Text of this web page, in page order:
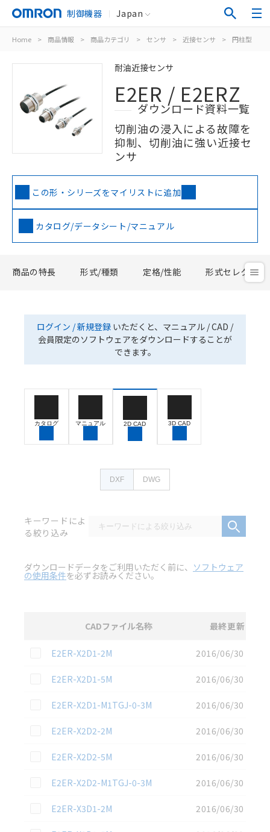
制御機器 Japan
Home > 商品情報 > 商品カテゴリ > センサ > 近接センサ > 円柱型
耐油近接センサ
E2ER / E2ERZ
ダウンロード資料一覧
切削油の浸入による故障を
抑制、切削油に強い近接セ
ンサ
この形・シリーズをマイリストに追加
カタログ/データシート/マニュアル
商品の特長 形式/種類 定格/性能 形式セレクタ
ログイン / 新規登録 いただくと、マニュアル / CAD /
会員限定のソフトウェアをダウンロードすることが
できます。
カタログ マニュアル 2D CAD 3D CAD
DXF DWG
キーワードによ
る絞り込み
ダウンロードデータをご利用いただく前に、 ソフトウェア
の使用条件を必ずお読みください。
CADファイル名称 最終更新
この資料を選択
E2ER-X2D1-2M
2016/06/30
この資料を選択
E2ER-X2D1-5M
2016/06/30
この資料を選択
E2ER-X2D1-M1TGJ-0-3M
2016/06/30
この資料を選択
E2ER-X2D2-2M
2016/06/30
この資料を選択
E2ER-X2D2-5M
2016/06/30
この資料を選択
E2ER-X2D2-M1TGJ-0-3M
2016/06/30
この資料を選択
E2ER-X3D1-2M
2016/06/30